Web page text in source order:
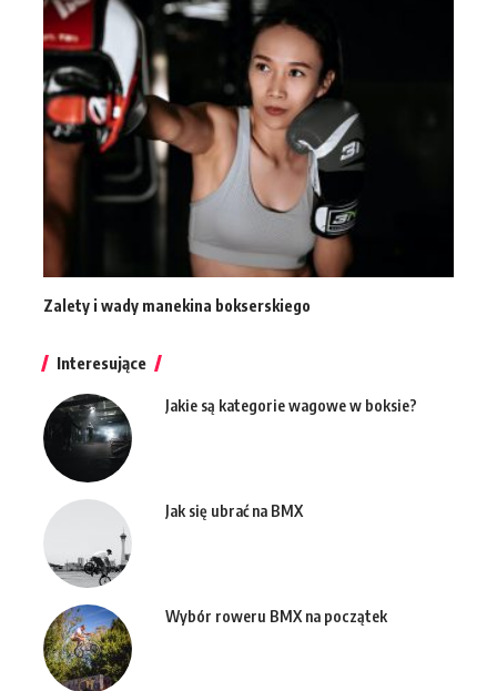
Zalety i wady manekina bokserskiego
Interesujące
Jakie są kategorie wagowe w boksie?
Jak się ubrać na BMX
Wybór roweru BMX na początek